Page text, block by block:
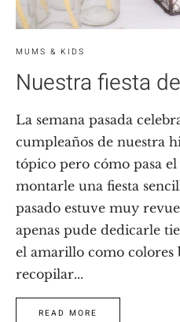
MUMS & KIDS
Nuestra fiesta
La semana pasada
cumpleaños de nuestra
tópico pero cómo pasa
montarle una fiesta
pasado estuve muy
apenas pude dedicarle
el amarillo como colores
recopilar...
READ MORE